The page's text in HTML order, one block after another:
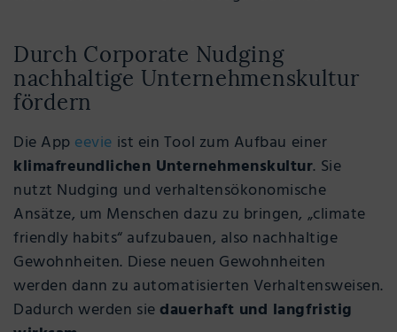
Durch Corporate Nudging
nachhaltige Unternehmenskultur
fördern
Die App eevie ist ein Tool zum Aufbau einer
klimafreundlichen Unternehmenskultur. Sie
nutzt Nudging und verhaltensökonomische
Ansätze, um Menschen dazu zu bringen, „climate
friendly habits“ aufzubauen, also nachhaltige
Gewohnheiten. Diese neuen Gewohnheiten
werden dann zu automatisierten Verhaltensweisen.
Dadurch werden siedauerhaft und langfristig